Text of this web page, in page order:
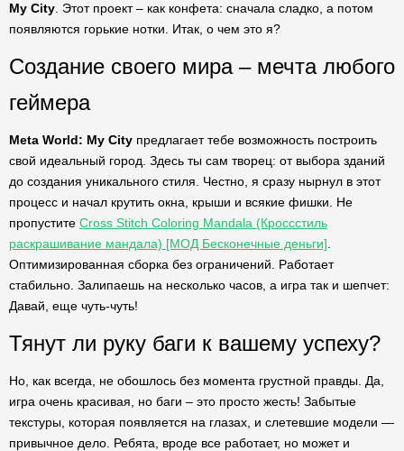
My City . Этот проект – как конфета: сначала сладко, а потом
появляются горькие нотки. Итак, о чем это я?
Создание своего мира – мечта любого
геймера
Meta World: My City предлагает тебе возможность построить
свой идеальный город. Здесь ты сам творец: от выбора зданий
до создания уникального стиля. Честно, я сразу нырнул в этот
процесс и начал крутить окна, крыши и всякие фишки. Не
пропустите Cross Stitch Coloring Mandala (Кроссстиль
раскрашивание мандала) [МОД Бесконечные деньги]
Оптимизированная сборка без ограничений. Работает
стабильно. Залипаешь на несколько часов, а игра так и шепчет:
Давай, еще чуть-чуть!
Тянут ли руку баги к вашему успеху?
Но, как всегда, не обошлось без момента грустной правды. Да,
игра очень красивая, но баги – это просто жесть! Забытые
текстуры, которая появляется на глазах, и слетевшие модели —
привычное дело. Ребята, вроде все работает, но может и